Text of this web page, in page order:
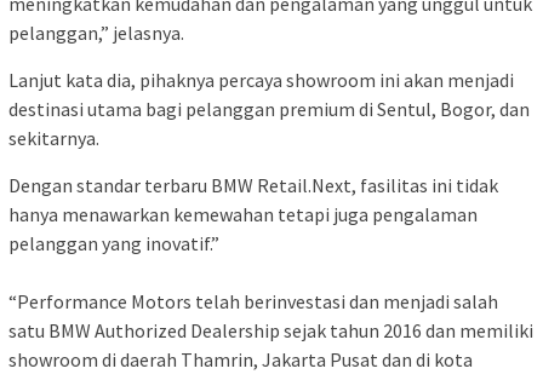
pelanggan,” jelasnya.
Lanjut kata dia, pihaknya percaya showroom ini akan menjadi
destinasi utama bagi pelanggan premium di Sentul, Bogor, dan
sekitarnya.
Dengan standar terbaru BMW Retail.Next, fasilitas ini tidak
hanya menawarkan kemewahan tetapi juga pengalaman
pelanggan yang inovatif.”
“Performance Motors telah berinvestasi dan menjadi salah
satu BMW Authorized Dealership sejak tahun 2016 dan memiliki
showroom di daerah Thamrin, Jakarta Pusat dan di kota